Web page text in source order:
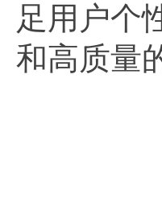
足用户个
和高质量